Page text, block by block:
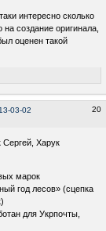
интересно сколько
создание оригинала,
оценен такой
20
03-02
Харук
марок
год лесов» (сцепка
для Укрпочты,